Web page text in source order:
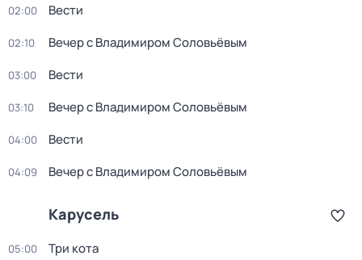
02:00 Вести
02:10 Вечер с Владимиром Соловьёвым
03:00 Вести
03:10 Вечер с Владимиром Соловьёвым
04:00 Вести
04:09 Вечер с Владимиром Соловьёвым
Карусель
05:00 Три кота